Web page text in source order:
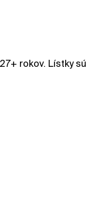
rokov. Lístky sú